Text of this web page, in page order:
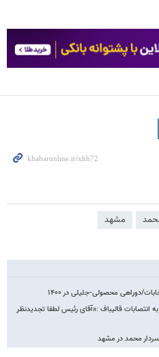
مشهد
دوراهی محصولی-جلیلی در ۱۴۰۰
انتصابات قالیباف :«آقای رئیس لطفا تجدیدنظر
محمد در مشهد